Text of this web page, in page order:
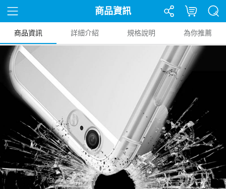
商品資訊
商品資訊 詳細介紹 規格說明 為你推薦